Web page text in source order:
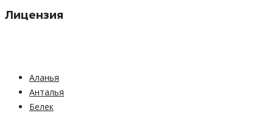
Лицензия
Аланья
Анталья
Белек